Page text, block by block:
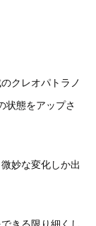
クレオパトラノ
状態をアップさ
妙な変化しか出